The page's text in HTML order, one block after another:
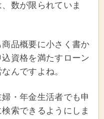
数が限られていま
品概要に小さく書か
資格を満たすローン
んですよね。
・年金生活者でも申
索できるようにしま